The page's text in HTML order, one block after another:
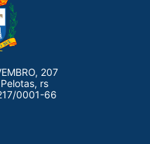
207
rs
0001-66